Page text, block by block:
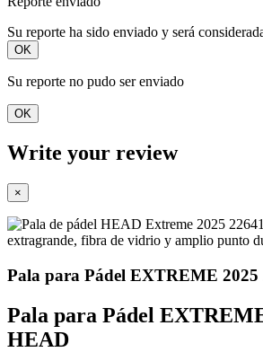
Su reporte ha sido enviado y será
OK
Su reporte no pudo ser enviado
OK
Write your review
×
Pala para Pádel EXTREME
Pala para Pádel
HEAD